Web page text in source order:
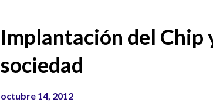
Implantación del Chip
sociedad
octubre 14, 2012